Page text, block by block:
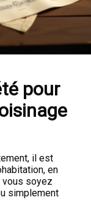
pour
il est
en
vous soyez
simplement